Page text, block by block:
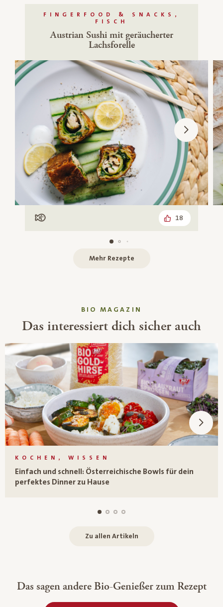
FINGERFOOD & SNACKS,
FISCH
Austrian Sushi mit geräucherter
Lachsforelle
Mit Fisch 18
Mehr Rezepte
BIO MAGAZIN
Das interessiert dich sicher auch
KOCHEN, WISSEN
Einfach und schnell: Österreichische Bowls für dein
perfektes Dinner zu Hause
Zu allen Artikeln
Das sagen andere Bio-Genießer zum Rezept